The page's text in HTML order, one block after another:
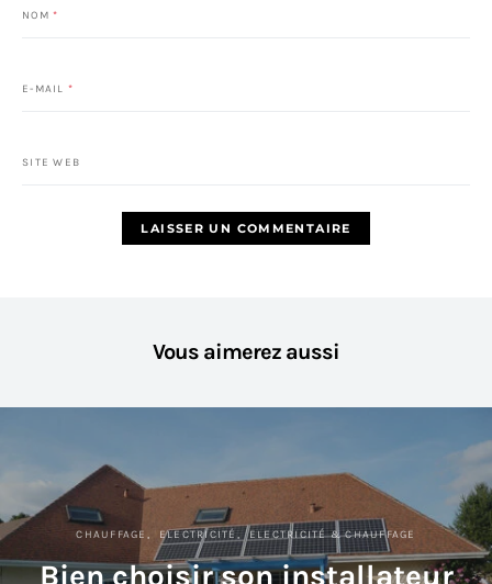
NOM *
E-MAIL *
SITE WEB
Vous aimerez aussi
CHAUFFAGE ELECTRICITÉ ELECTRICITÉ & CHAUFFAGE
Bien choisir son installateur